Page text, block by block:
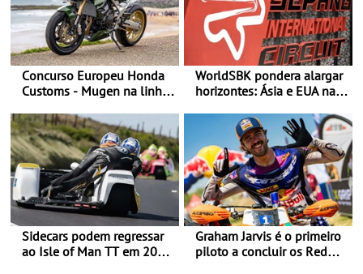
Concurso Europeu Honda
Customs - Mugen na linha
ganhar
WorldSBK pondera alargar
horizontes: Ásia e EUA na
Sidecars podem regressar
ao Isle of Man TT em 2027
Graham Jarvis é o primeiro
piloto a concluir os Red